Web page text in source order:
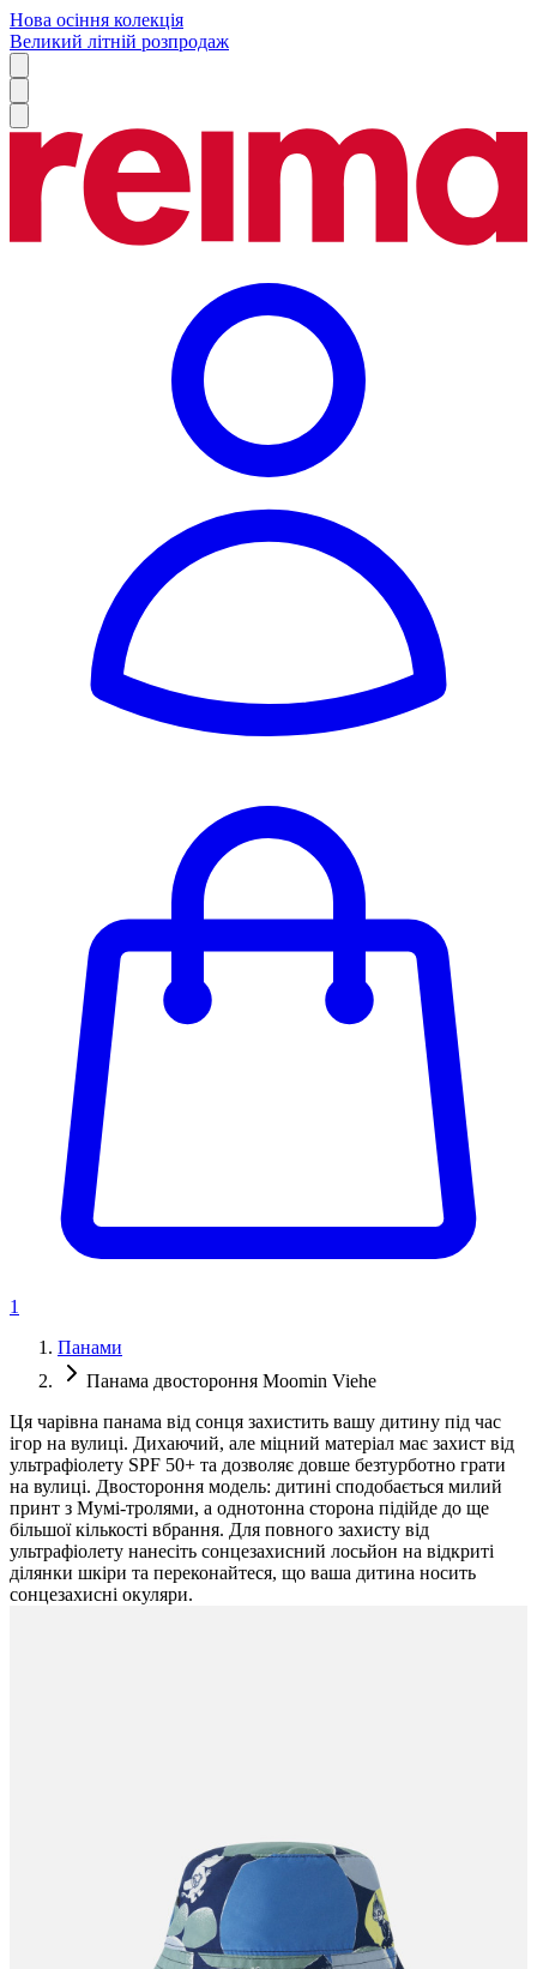
Нова осіння колекція
Великий літній розпродаж
1
Панами
Панама двостороння Moomin Viehe
Ця чарівна панама від сонця захистить вашу дитину під час
ігор на вулиці. Дихаючий, але міцний матеріал має захист від
ультрафіолету SPF 50+ та дозволяє довше безтурботно грати
на вулиці. Двостороння модель: дитині сподобається милий
принт з Мумі-тролями, а однотонна сторона підійде до ще
більшої кількості вбрання. Для повного захисту від
ультрафіолету нанесіть сонцезахисний лосьйон на відкриті
ділянки шкіри та переконайтеся, що ваша дитина носить
сонцезахисні окуляри.